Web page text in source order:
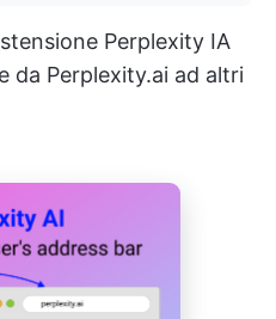
Perplexity IA
da Perplexity.ai ad altri